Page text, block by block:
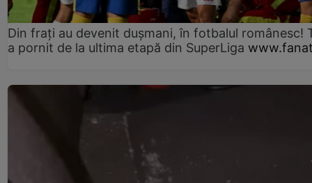
Din frați au devenit dușmani, în fotbalul românesc!
a pornit de la ultima etapă din SuperLiga